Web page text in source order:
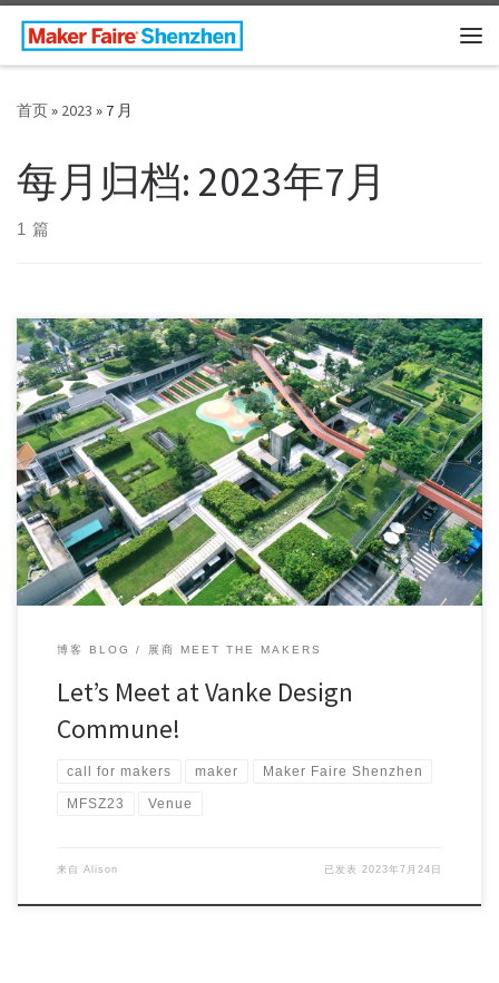
Skip to content
首页» 2023 » 7 月
每月归档: 2023年7月
1 篇
As time goes by, Maker Faire Shenzhen has gone thr […]
博客 BLOG 展商 MEET THE MAKERS
Let’s Meet at Vanke Design
Commune!
call for makers maker Maker Faire Shenzhen
MFSZ23 Venue
来自 Alison 已发表2023年7月24日